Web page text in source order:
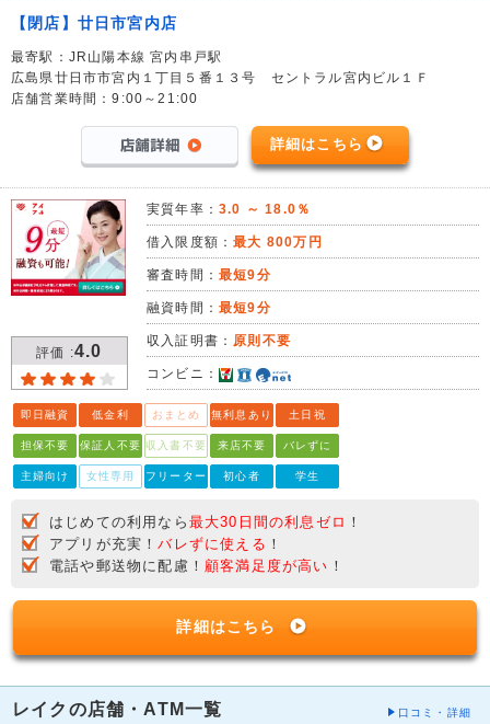
【閉店】廿日市宮内店
最寄駅：JR山陽本線 宮内串戸駅
広島県廿日市市宮内１丁目５番１３号 セントラル宮内ビル１Ｆ
店舗営業時間：9:00～21:00
詳細はこちら
評価 :4.0
実質年率： 3.0 ～ 18.0％
借入限度額：最大 800万円
審査時間： 最短9分
融資時間： 最短9分
収入証明書： 原則不要
コンビニ：
即日融資 低金利 おまとめ 無利息あり 土日祝
担保不要 保証人不要 収入書不要 来店不要 バレずに
主婦向け 女性専用 フリーター 初心者 学生
はじめての利用なら 最大30日間の利息ゼロ ！
アプリが充実！バレずに使える ！
電話や郵送物に配慮！ 顧客満足度が高い ！
詳細はこちら
レイクの店舗・ATM一覧 口コミ・詳細